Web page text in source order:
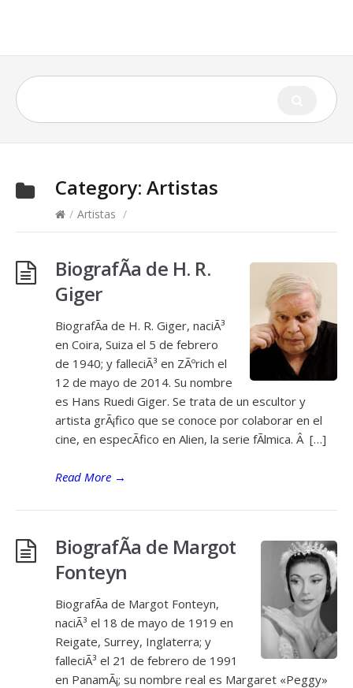
Category: Artistas
/ Artistas /
BiografÃ­a de H. R.
Giger
BiografÃ­a de H. R. Giger, naciÃ³
en Coira, Suiza el 5 de febrero
de 1940; y falleciÃ³ en ZÃºrich el
12 de mayo de 2014. Su nombre
es Hans Ruedi Giger. Se trata de un escultor y
artista grÃ¡fico que se conoce por colaborar en el
cine, en especÃ­fico en Alien, la serie fÃ­lmica. Â […]
Read More →
BiografÃ­a de Margot
Fonteyn
BiografÃ­a de Margot Fonteyn,
naciÃ³ el 18 de mayo de 1919 en
Reigate, Surrey, Inglaterra; y
falleciÃ³ el 21 de febrero de 1991
en PanamÃ¡; su nombre real es Margaret «Peggy»